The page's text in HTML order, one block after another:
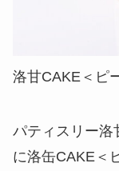
洛甘CAKE＜ピ
パティスリー洛
に洛缶CAKE＜